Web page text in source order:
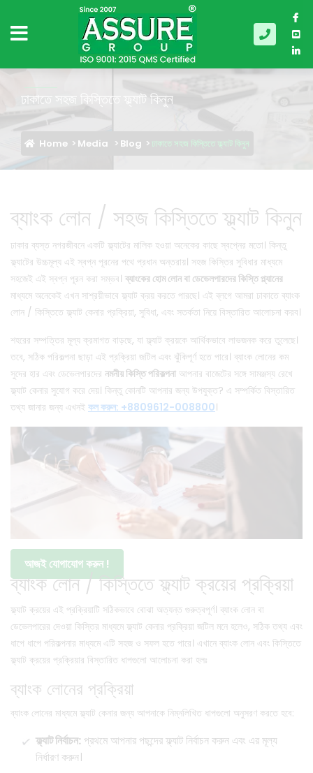
ঢাকাতে সহজ কিস্তিতে ফ্ল্যাট কিনুন
Home Media Blog ঢাকাতে সহজ কিস্তিতে ফ্ল্যাট কিনুন
ব্যাংক লোন / সহজ কিস্তিতে ফ্ল্যাট কিনুন
ঢাকার ব্যস্ত নগরজীবনে একটি ফ্ল্যাটের মালিক হওয়া অনেকের কাছে স্বপ্নের মতো। কিন্তু
ফ্ল্যাটের উচ্চমূল্য এই স্বপ্ন পূরনের পথে প্রধান অন্তরায়। সহজ কিস্তির সুবিধার মাধ্যমে
সহজেই এই স্বপ্ন পূরন করা সম্ভব। ব্যাংকের হোম লোন বা ডেভেলপারদের কিস্তি প্ল্যানের
মাধ্যমে অনেকেই এখন সাশ্রয়ীভাবে ফ্ল্যাট ক্রয় করতে পারছে। এই ব্লগে আমরা ঢাকাতে ব্যাংক
লোন / কিস্তিতে ফ্ল্যাট কেনার প্রক্রিয়া, সুবিধা, এবং সতর্কতা নিয়ে বিস্তারিত আলোচনা করব।
শহরের সম্পত্তির মূল্য ক্রমাগত বাড়ছে, যা ফ্ল্যাট ক্রয়কে আর্থিকভাবে লাভজনক করে তুলেছে।
তবে, সঠিক পরিকল্পনা ছাড়া এই প্রক্রিয়া জটিল এবং ঝুঁকিপূর্ণ হতে পারে। ব্যাংক লোনের কম
সুদের হার এবং ডেভেলপারদের নমনীয় কিস্তি পরিকল্পনা আপনার বাজেটের সঙ্গে সামঞ্জস্য রেখে
ফ্ল্যাট কেনার সুযোগ করে দেয়। কিন্তু কোনটি আপনার জন্য উপযুক্ত? এ সম্পর্কিত বিস্তারিত
তথ্য জানার জন্য এখনই কল করুন: +8809612-008800।
আজই যোগাযোগ করুন !
ব্যাংক লোন / কিস্তিতে ফ্ল্যাট ক্রয়ের প্রক্রিয়া
ফ্ল্যাট ক্রয়ের এই প্রক্রিয়াটি সঠিকভাবে বোঝা অত্যন্ত গুরুত্বপূর্ণ। ব্যাংক লোন বা
ডেভেলপারের দেওয়া কিস্তির মাধ্যমে ফ্ল্যাট কেনার প্রক্রিয়া জটিল মনে হলেও, সঠিক তথ্য এবং
ধাপে ধাপে পরিকল্পনার মাধ্যমে এটি সহজ ও সফল হতে পারে। এখানে ব্যাংক লোন এবং কিস্তিতে
ফ্ল্যাট ক্রয়ের প্রক্রিয়ার বিস্তারিত ধাপগুলো আলোচনা করা হলঃ
ব্যাংক লোনের প্রক্রিয়া
ব্যাংক লোনের মাধ্যমে ফ্ল্যাট কেনার জন্য আপনাকে নিম্নলিখিত ধাপগুলো অনুসরণ করতে হবে:
ফ্ল্যাট নির্বাচন: প্রথমে আপনার পছন্দের ফ্ল্যাট নির্বাচন করুন এবং এর মূল্য
নির্ধারণ করুন।